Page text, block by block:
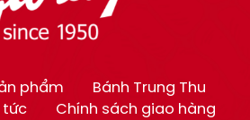
phẩm
Bánh Trung Thu
tức
Chính sách giao hàng